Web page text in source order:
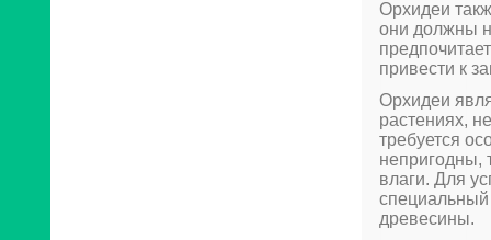
Орхидеи
они должны
привести к
Орхидеи
растениях,
требуется
непригодны,
влаги. Для
специальный
древесины.